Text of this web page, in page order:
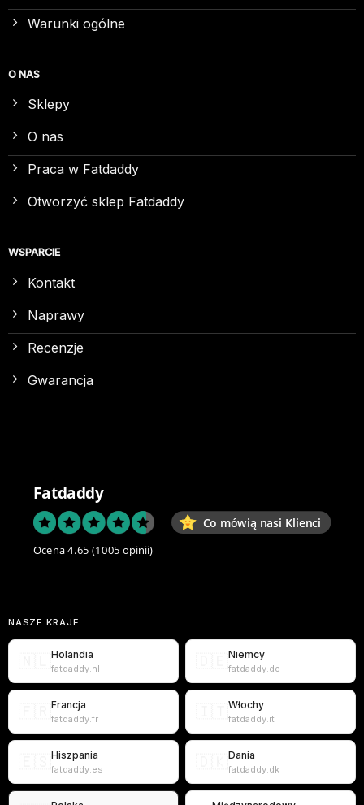
Warunki ogólne
O NAS
Sklepy
O nas
Praca w Fatdaddy
Otworzyć sklep Fatdaddy
WSPARCIE
Kontakt
Naprawy
Recenzje
Gwarancja
Fatdaddy
Co mówią nasi Klienci
Ocena 4.65 (1005 opinii)
NASZE KRAJE
Holandia
fatdaddy.nl
Niemcy
fatdaddy.de
Francja
fatdaddy.fr
Włochy
fatdaddy.it
Hiszpania
fatdaddy.es
Dania
fatdaddy.dk